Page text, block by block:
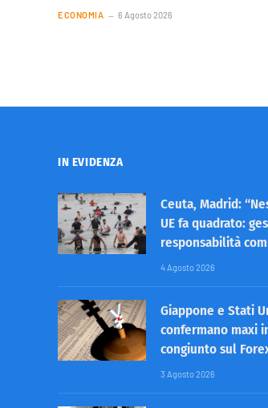
ECONOMIA 6 Agosto 2026
IN EVIDENZA
Ceuta, Madrid:
UE fa quadrato:
responsabilità
4 Agosto 2026
Giappone e Stati
confermano maxi
congiunto sul
3 Agosto 2026